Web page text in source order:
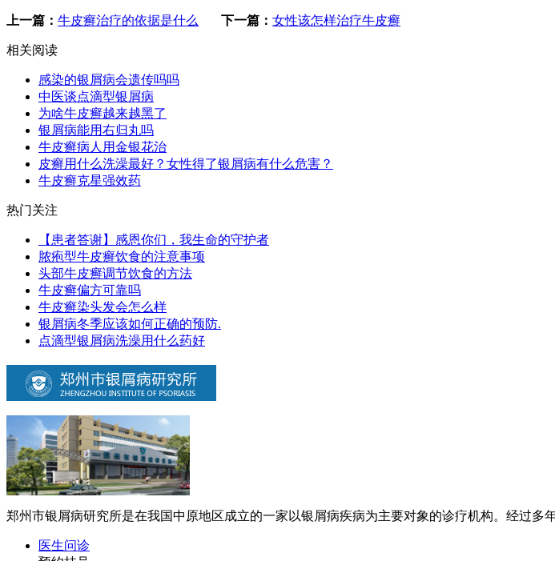
上一篇： 牛皮癣治疗的依据是什么 下一篇： 女性该怎样治疗牛皮癣
相关阅读
感染的银屑病会遗传吗吗
中医谈点滴型银屑病
为啥牛皮癣越来越黑了
银屑病能用右归丸吗
牛皮癣病人用金银花治
皮癣用什么洗澡最好？女性得了银屑病有什么危害？
牛皮癣克星强效药
热门关注
【患者答谢】感恩你们，我生命的守护者
脓疱型牛皮癣饮食的注意事项
头部牛皮癣调节饮食的方法
牛皮癣偏方可靠吗
牛皮癣染头发会怎么样
银屑病冬季应该如何正确的预防.
点滴型银屑病洗澡用什么药好
郑州市银屑病研究所是在我国中原地区成立的一家以银屑病疾病为主要对象的诊疗机构。经过多
医生问诊